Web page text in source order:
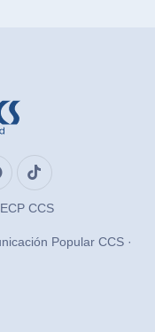
ECP CCS
Popular CCS ·